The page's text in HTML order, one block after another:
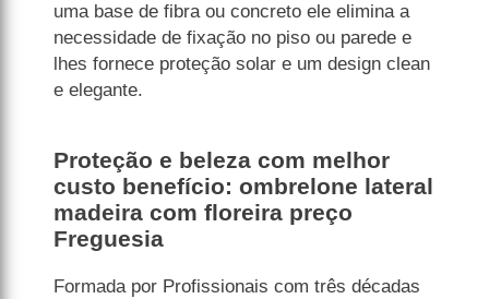
uma base de fibra ou concreto ele elimina a
necessidade de fixação no piso ou parede e
lhes fornece proteção solar e um design clean
e elegante.
Proteção e beleza com melhor
custo benefício: ombrelone lateral
madeira com floreira preço
Freguesia
Formada por Profissionais com três décadas